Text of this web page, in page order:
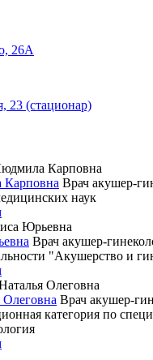
26А
23 (стационар)
Карповна Врач акушер-
наук
Врач акушер-
"Акушерство и
Олеговна Врач акушер-
категория по